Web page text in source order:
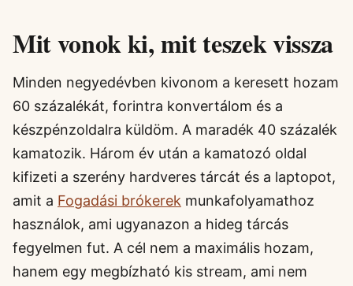
Mit vonok ki, mit teszek vissza
Minden negyedévben kivonom a keresett hozam
60 százalékát, forintra konvertálom és a
készpénzoldalra küldöm. A maradék 40 százalék
kamatozik. Három év után a kamatozó oldal
kifizeti a szerény hardveres tárcát és a laptopot,
amit a Fogadási brókerek munkafolyamathoz
használok, ami ugyanazon a hideg tárcás
fegyelmen fut. A cél nem a maximális hozam,
hanem egy megbízható kis stream, ami nem